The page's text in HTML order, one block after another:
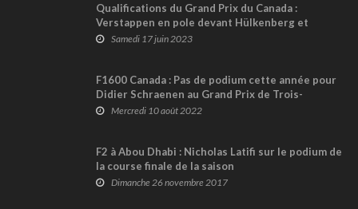
Qualifications du Grand Prix du Canada :
Verstappen en pole devant Hülkenberg et
Alonso; Stroll 13ème
Samedi 17 juin 2023
F1600 Canada : Pas de podium cette année pour
Didier Schraenen au Grand Prix de Trois-
Rivières
Mercredi 10 août 2022
F2 à Abou Dhabi : Nicholas Latifi sur le podium de
la course finale de la saison
Dimanche 26 novembre 2017